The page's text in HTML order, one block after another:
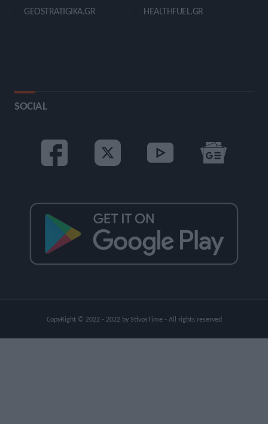
GEOSTRATIGIKA.GR
HEALTHFUEL.GR
SOCIAL
CopyRight © 2022 - 2022 by StivosTime - All rights reserved